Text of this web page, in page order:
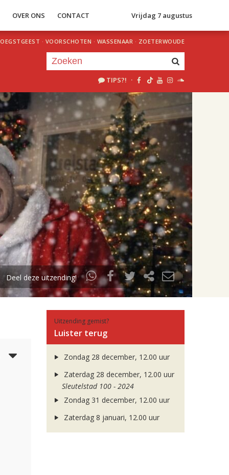
OVER ONS CONTACT Vrijdag 7 augustus
OEGSTGEEST · VOORSCHOTEN · WASSENAAR · ZOETERWOUDE
TIPS?! ·
13.00
Je luistert nu naar uur 1 van 6
«Vorig uur Volgend uur»
Deel deze uitzending!
Uitzending gemist?
Luister terug
Zondag 28 december, 12.00 uur
Zaterdag 28 december, 12.00 uur
Sleutelstad 100 - 2024
Zondag 31 december, 12.00 uur
Zaterdag 8 januari, 12.00 uur